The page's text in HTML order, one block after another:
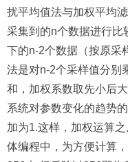
扰平均值法与加权平均
采集到的n个数据进行比
下的n-2个数据（按原采
法是对n-2个采样值分别
和，加权系数取先小后
系统对参数变化的趋势
加为1.这样，加权运算
体编程中，为方便计算